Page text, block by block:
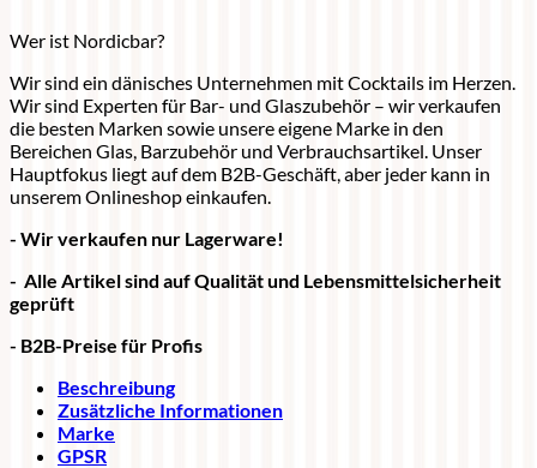
Wer ist Nordicbar?
Wir sind ein dänisches Unternehmen mit Cocktails im Herzen.
Wir sind Experten für Bar- und Glaszubehör – wir verkaufen
die besten Marken sowie unsere eigene Marke in den
Bereichen Glas, Barzubehör und Verbrauchsartikel. Unser
Hauptfokus liegt auf dem B2B-Geschäft, aber jeder kann in
unserem Onlineshop einkaufen.
- Wir verkaufen nur Lagerware!
- Alle Artikel sind auf Qualität und Lebensmittelsicherheit
geprüft
- B2B-Preise für Profis
Beschreibung
Zusätzliche Informationen
Marke
GPSR